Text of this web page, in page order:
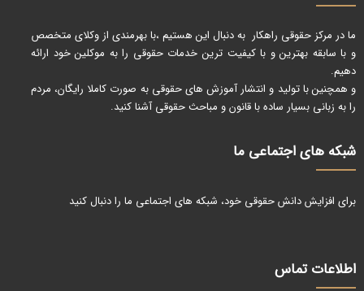
ما در مرکز حقوقی راهکار به دنبال این هستیم ،با بهرمندی از وکلای متخصص
و با سابقه بهترین و با کیفیت ترین خدمات حقوقی را به موکلین خود ارائه
دهیم.
و همچنین با تولید و انتشار آموزش های حقوقی به صورت کاملا رایگان، مردم
را به زبانی بسیار ساده با قانون و مباحث حقوقی آشنا کنید.
شبکه های اجتماعی ما
برای افزایش دانش حقوقی خود، شبکه های اجتماعی ما را دنبال کنید
اطلاعات تماس